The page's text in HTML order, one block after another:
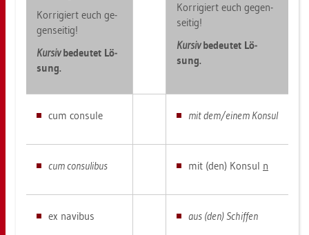
Kor­ri­giert euch ge­
gen­sei­tig!
Kur­sivbe­deu­tet Lö­
sung.
Kor­ri­giert euch ge­gen­
sei­tig!
Kur­sivbe­deu­tet Lö­
sung.
cum con­su­le mit dem/einem Kon­sul
cum con­su­li­bus mit (den) Kon­sul n
ex na­vi­bus aus (den) Schif­fen